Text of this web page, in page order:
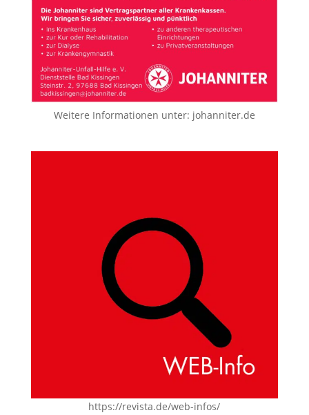
Weitere Informationen unter: johanniter.de
https://revista.de/web-infos/